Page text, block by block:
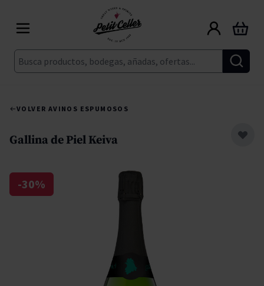
Buscar
Carrito
VOLVER AVINOS ESPUMOSOS
Gallina de Piel Keiva
-30%